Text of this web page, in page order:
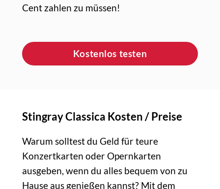
Cent zahlen zu müssen!
Kostenlos testen
Stingray Classica Kosten / Preise
Warum solltest du Geld für teure
Konzertkarten oder Opernkarten
ausgeben, wenn du alles bequem von zu
Hause aus genießen kannst? Mit dem